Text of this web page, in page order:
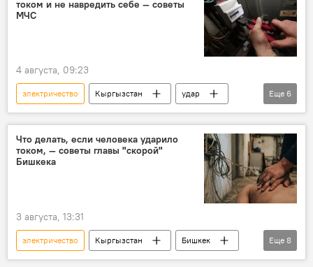
током и не навредить себе — советы
МЧС
4 августа, 09:23
электричество Кыргызстан
удар
ток
рекомендация
врач
МЧС
советы мальчик
Еще 6
Что делать, если человека ударило
током, — советы главы "скорой"
Бишкека
3 августа, 13:31
электричество Кыргызстан
Бишкек
удар
ток смерть
врач
Еще 8